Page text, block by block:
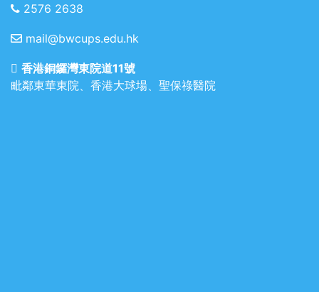
2576 2638
mail@bwcups.edu.hk
香港銅鑼灣東院道11號
毗鄰東華東院、香港大球場、聖保祿醫院